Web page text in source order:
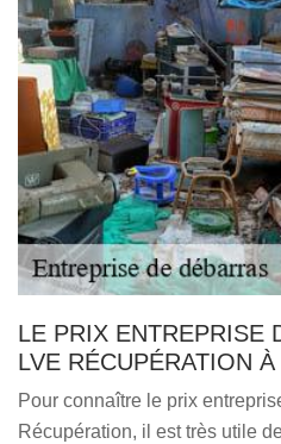
LE PRIX ENTREPRISE
LVE RÉCUPÉRATION
Pour connaître le prix
Récupération, il est très utile